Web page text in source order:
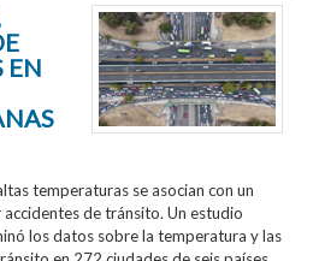
EN
temperaturas se asocian con un
de tránsito. Un estudio
los datos sobre la temperatura y las